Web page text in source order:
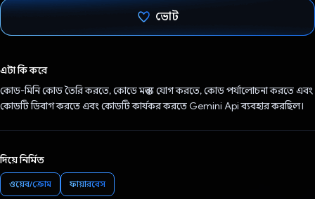
ভোট
এটা কি করে
কোড-মিনি কোড তৈরি করতে, কোডে মন্তব্য যোগ করতে, কোড পর্যালোচনা করতে এবং
কোডটি ডিবাগ করতে এবং কোডটি কার্যকর করতে Gemini Api ব্যবহার করছিল।
দিয়ে নির্মিত
ওয়েব/ক্রোম ফায়ারবেস